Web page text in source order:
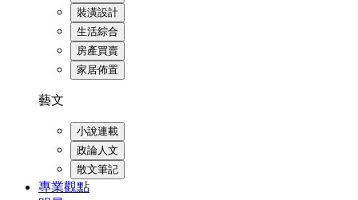
裝潢設計
生活綜合
房產買賣
家居佈置
藝文
小說連載
政論人文
散文筆記
專業觀點